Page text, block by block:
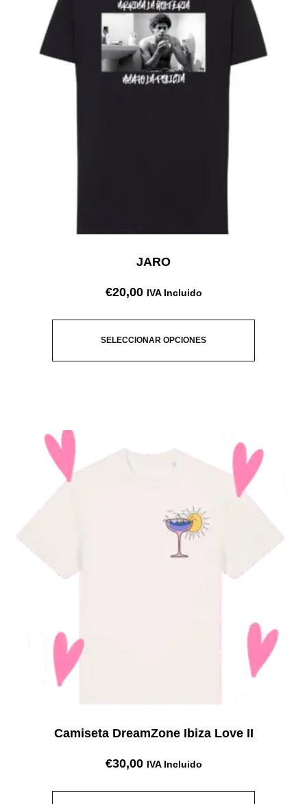
JARO
€20,00 IVA Incluido
SELECCIONAR OPCIONES
Camiseta DreamZone Ibiza Love II
€30,00 IVA Incluido